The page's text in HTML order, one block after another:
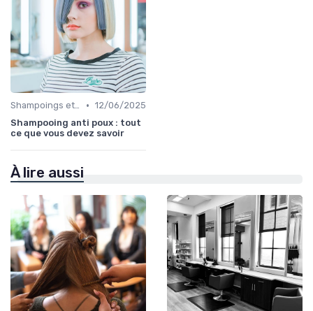
Shampoings et Après-Shampoings • 12/06/2025
Shampooing anti poux : tout
ce que vous devez savoir
À lire aussi